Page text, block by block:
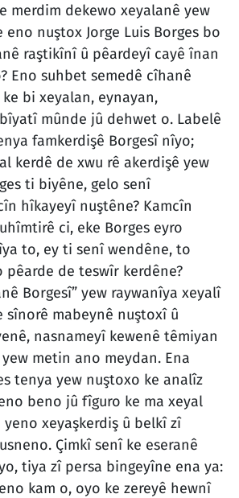
merdim dekewo xeyalanê yew
eno nuştox Jorge Luis Borges bo
raştikînî û pêardeyî cayê înan
Eno suhbet semedê cîhanê
bi xeyalan, eynayan,
mûnde jû dehwet o. Labelê
famkerdişê Borgesî nîyo;
kerdê de xwu rê akerdişê yew
ti biyêne, gelo senî
hîkayeyî nuştêne? Kamcîn
ci, eke Borges eyro
to, ey ti senî wendêne, to
pêarde de teswîr kerdêne?
Borgesî” yew raywanîya xeyalî
sînorê mabeynê nuştoxî û
nasnameyî kewenê têmiyan
metin ano meydan. Ena
tenya yew nuştoxo ke analîz
beno jû fîguro ke ma xeyal
xeyaşkerdiş û belkî zî
Çimkî senî ke eseranê
tiya zî persa bingeyîne ena ya:
kam o, oyo ke zereyê hewnî